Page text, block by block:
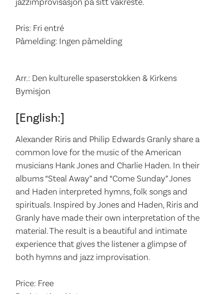
Pris: Fri entré
Påmelding: Ingen påmelding
Arr.: Den kulturelle spaserstokken & Kirkens
Bymisjon
[English:]
Alexander Riris and Philip Edwards Granly share a
common love for the music of the American
musicians Hank Jones and Charlie Haden. In their
albums “Steal Away” and “Come Sunday” Jones
and Haden interpreted hymns, folk songs and
spirituals. Inspired by Jones and Haden, Riris and
Granly have made their own interpretation of the
material. The result is a beautiful and intimate
experience that gives the listener a glimpse of
both hymns and jazz improvisation.
Price: Free